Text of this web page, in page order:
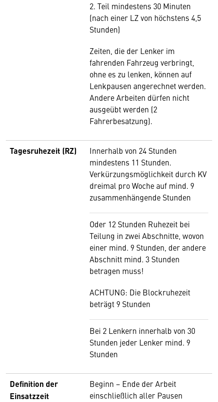
2. Teil mindestens 30 Minuten
(nach einer LZ von höchstens 4,5
Stunden)
Zeiten, die der Lenker im
fahrenden Fahrzeug verbringt,
ohne es zu lenken, können auf
Lenkpausen angerechnet werden.
Andere Arbeiten dürfen nicht
ausgeübt werden (2
Fahrerbesatzung).
Tagesruhezeit (RZ)
Innerhalb von 24 Stunden
mindestens 11 Stunden.
Verkürzungsmöglichkeit durch KV
dreimal pro Woche auf mind. 9
zusammenhängende Stunden
Oder 12 Stunden Ruhezeit bei
Teilung in zwei Abschnitte, wovon
einer mind. 9 Stunden, der andere
Abschnitt mind. 3 Stunden
betragen muss!
ACHTUNG: Die Blockruhezeit
beträgt 9 Stunden
Bei 2 Lenkern innerhalb von 30
Stunden jeder Lenker mind. 9
Stunden
Definition der
Einsatzzeit
Beginn – Ende der Arbeit
einschließlich aller Pausen